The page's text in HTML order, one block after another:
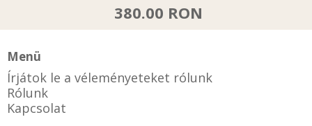
380.00 RON
Menü
Írjátok le a véleményeteket rólunk
Rólunk
Kapcsolat